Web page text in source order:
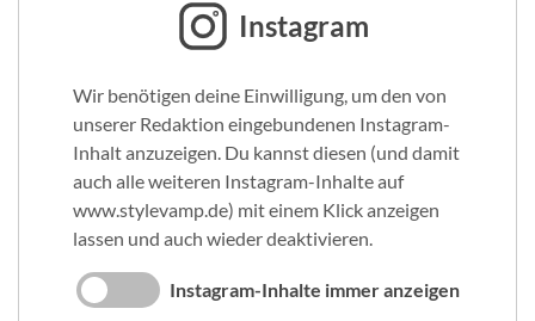
Instagram
Wir benötigen deine Einwilligung, um den von
unserer Redaktion eingebundenen Instagram-
Inhalt anzuzeigen. Du kannst diesen (und damit
auch alle weiteren Instagram-Inhalte auf
www.stylevamp.de) mit einem Klick anzeigen
lassen und auch wieder deaktivieren.
Instagram-Inhalte immer anzeigen